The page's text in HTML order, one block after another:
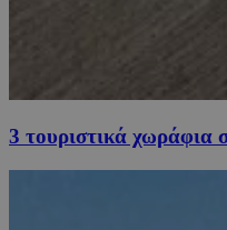
3 τουριστικά χωράφια